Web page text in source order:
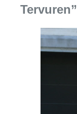
Tervuren”